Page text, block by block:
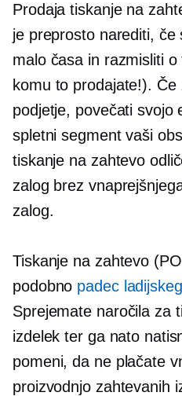
Prodajatiskanje na
je preprosto narediti, če
malo časa in razmisliti
komu to prodajate!). Če
podjetje, povečati svojo
spletni segment vaši
tiskanje na zahtevo
zalog brez
zalog.
Tiskanje na zahtevo
podobno padec
Sprejemate naročila za
izdelek ter ga nato
pomeni, da ne plačate
proizvodnjo zahtevanih